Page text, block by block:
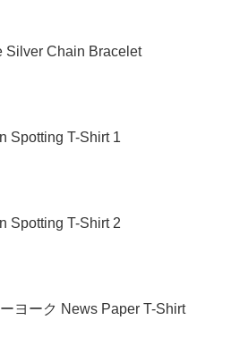
Silver Chain Bracelet
Spotting T-Shirt 1
Spotting T-Shirt 2
ヨーク News Paper T-Shirt